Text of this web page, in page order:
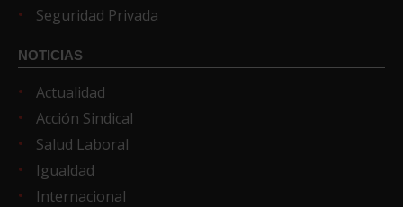
Seguridad Privada
NOTICIAS
Actualidad
Acción Sindical
Salud Laboral
Igualdad
Internacional